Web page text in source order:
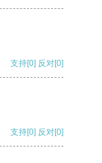
支持[0] 反对[0]
支持[0] 反对[0]